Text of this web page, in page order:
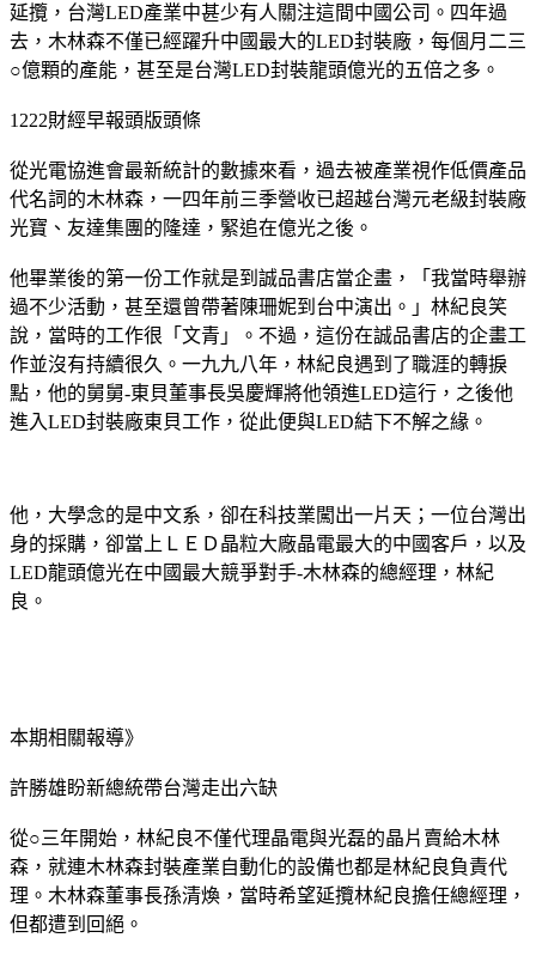
延攬，台灣LED產業中甚少有人關注這間中國公司。四年過
去，木林森不僅已經躍升中國最大的LED封裝廠，每個月二三
○億顆的產能，甚至是台灣LED封裝龍頭億光的五倍之多。
1222財經早報頭版頭條
從光電協進會最新統計的數據來看，過去被產業視作低價產品
代名詞的木林森，一四年前三季營收已超越台灣元老級封裝廠
光寶、友達集團的隆達，緊追在億光之後。
他畢業後的第一份工作就是到誠品書店當企畫，「我當時舉辦
過不少活動，甚至還曾帶著陳珊妮到台中演出。」林紀良笑
說，當時的工作很「文青」。不過，這份在誠品書店的企畫工
作並沒有持續很久。一九九八年，林紀良遇到了職涯的轉捩
點，他的舅舅-東貝董事長吳慶輝將他領進LED這行，之後他
進入LED封裝廠東貝工作，從此便與LED結下不解之緣。
他，大學念的是中文系，卻在科技業闖出一片天；一位台灣出
身的採購，卻當上ＬＥＤ晶粒大廠晶電最大的中國客戶，以及
LED龍頭億光在中國最大競爭對手-木林森的總經理，林紀
良。
本期相關報導》
許勝雄盼新總統帶台灣走出六缺
從○三年開始，林紀良不僅代理晶電與光磊的晶片賣給木林
森，就連木林森封裝產業自動化的設備也都是林紀良負責代
理。木林森董事長孫清煥，當時希望延攬林紀良擔任總經理，
但都遭到回絕。